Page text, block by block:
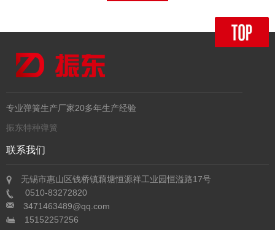
专业弹簧生产厂家20多年生产经验
振东特种弹簧
联系我们
无锡市惠山区钱桥镇藕塘恒源祥工业园恒溢路17号
0510-83272820
3471463489@qq.com
15152257256